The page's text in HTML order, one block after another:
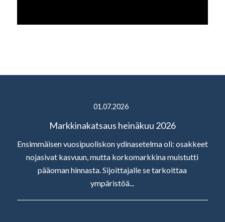
01.07.2026
Markkinakatsaus heinäkuu 2026
Ensimmäisen vuosipuoliskon ydinasetelma oli: osakkeet
nojasivat kasvuun, mutta korkomarkkina muistutti
pääoman hinnasta. Sijoittajalle se tarkoittaa
ympäristöä...